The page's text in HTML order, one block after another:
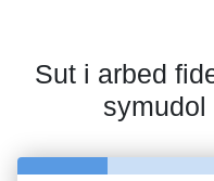
Sut i arbed
symudol